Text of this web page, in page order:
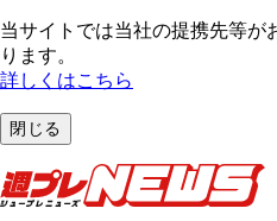
当サイトでは当社の提携先等が
ります。
詳しくはこちら
閉じる